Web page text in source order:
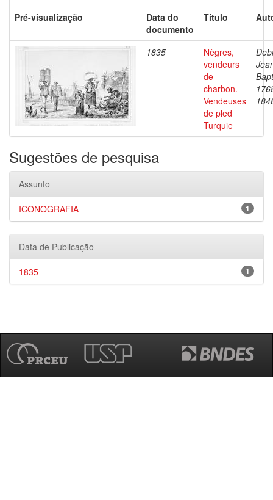
Pré-visualização
Data do
documento
Título
1835
Nègres,
vendeurs
de
charbon.
Vendeuses
de pled
Turquie
Sugestões de pesquisa
Assunto
1
ICONOGRAFIA
Data de Publicação
1
1835